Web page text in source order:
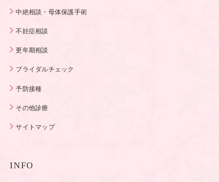
中絶相談・母体保護手術
不妊症相談
更年期相談
ブライダルチェック
予防接種
その他診療
サイトマップ
INFO